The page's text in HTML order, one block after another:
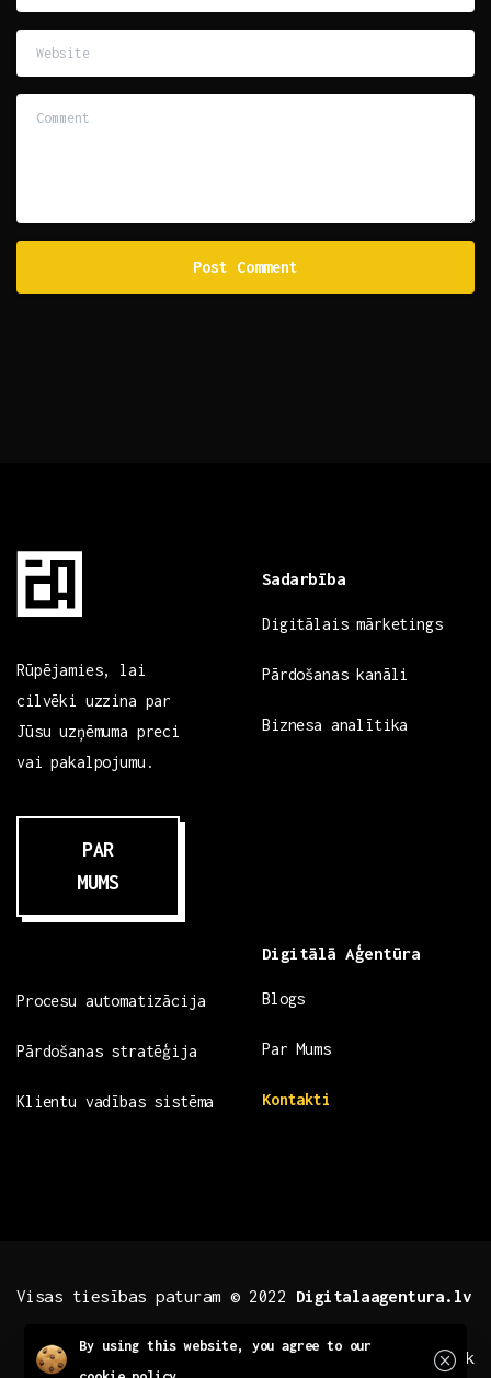
Website
Rūpējamies, lai
cilvēki uzzina par
Jūsu uzņēmuma preci
vai pakalpojumu.
PAR
MUMS
Sadarbība
Digitālais mārketings
Pārdošanas kanāli
Biznesa analītika
Procesu automatizācija
Pārdošanas stratēģija
Klientu vadības sistēma
Digitālā Aģentūra
Blogs
Par Mums
Kontakti
Visas tiesības paturam © 2022 Digitalaagentura.lv
.fb .insta .tiktok
By using this website, you agree to our
Close